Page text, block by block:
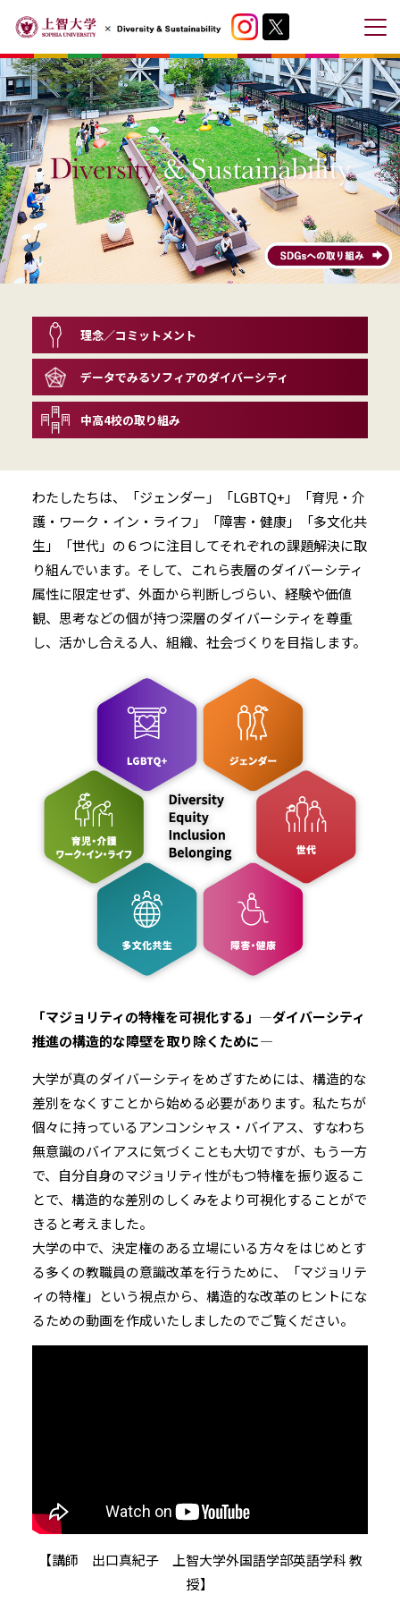
メ
ニ
ュ
ー
を
開
閉
す
る
理念／コミットメント
データでみるソフィアのダイバーシティ
中高4校の取り組み
わたしたちは、「ジェンダー」「LGBTQ+」「育児・介
護・ワーク・イン・ライフ」「障害・健康」「多文化共
生」「世代」の６つに注目してそれぞれの課題解決に取
り組んでいます。そして、これら表層のダイバーシティ
属性に限定せず、外面から判断しづらい、経験や価値
観、思考などの個が持つ深層のダイバーシティを尊重
し、活かし合える人、組織、社会づくりを目指します。
「マジョリティの特権を可視化する」―ダイバーシティ
推進の構造的な障壁を取り除くために―
大学が真のダイバーシティをめざすためには、構造的な
差別をなくすことから始める必要があります。私たちが
個々に持っているアンコンシャス・バイアス、すなわち
無意識のバイアスに気づくことも大切ですが、もう一方
で、自分自身のマジョリティ性がもつ特権を振り返るこ
とで、構造的な差別のしくみをより可視化することがで
きると考えました。
大学の中で、決定権のある立場にいる方々をはじめとす
る多くの教職員の意識改革を行うために、「マジョリテ
ィの特権」という視点から、構造的な改革のヒントにな
るための動画を作成いたしましたのでご覧ください。
【講師 出口真紀子 上智大学外国語学部英語学科 教
授】